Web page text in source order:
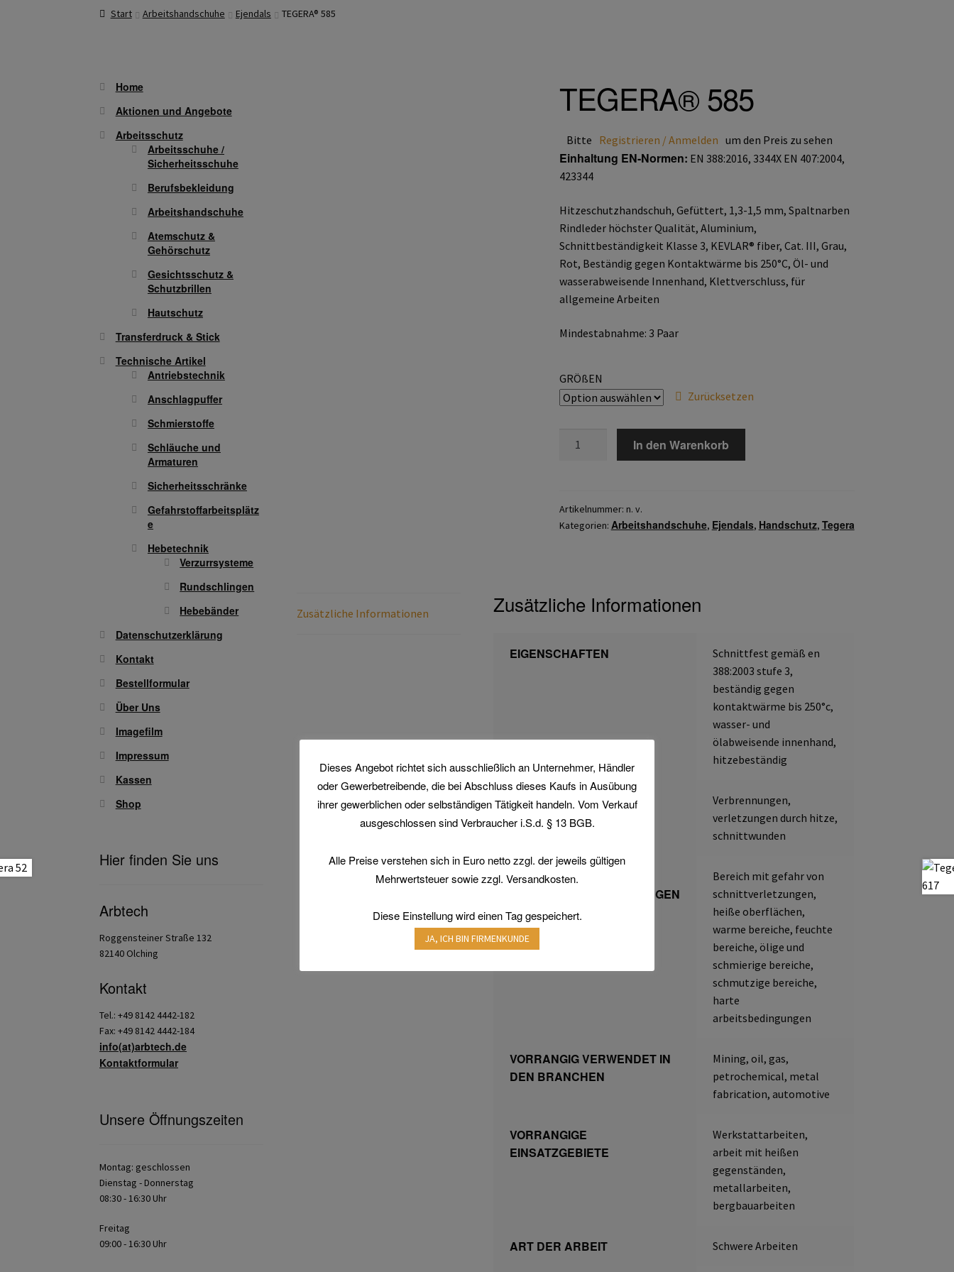
Start Arbeitshandschuhe Ejendals TEGERA® 585
TEGERA® 585
Bitte Registrieren / Anmelden um den Preis zu sehen
Einhaltung EN-Normen: EN 388:2016, 3344X EN 407:2004,
423344
Hitzeschutzhandschuh, Gefüttert, 1,3-1,5 mm, Spaltnarben
Rindleder höchster Qualität, Aluminium,
Schnittbeständigkeit Klasse 3, KEVLAR® fiber, Cat. III, Grau,
Rot, Beständig gegen Kontaktwärme bis 250°C, Öl- und
wasserabweisende Innenhand, Klettverschluss, für
allgemeine Arbeiten
Mindestabnahme: 3 Paar
GRÖßEN
Zurücksetzen
In den Warenkorb
Artikelnummer: n. v.
Kategorien: Arbeitshandschuhe, Ejendals, Handschutz, Tegera
Zusätzliche Informationen Zusätzliche Informationen
EIGENSCHAFTEN
Schnittfest gemäß en
388:2003 stufe 3,
beständig gegen
kontaktwärme bis 250°c,
wasser- und
ölabweisende innenhand,
hitzebeständig
SCHÜTZT VOR/GEGEN
Verbrennungen,
verletzungen durch hitze,
schnittwunden
VORRANGIGE
ANWENDUNGSUMGEBUNGEN
Bereich mit gefahr von
schnittverletzungen,
heiße oberflächen,
warme bereiche, feuchte
bereiche, ölige und
schmierige bereiche,
schmutzige bereiche,
harte
arbeitsbedingungen
VORRANGIG VERWENDET IN
DEN BRANCHEN
Mining, oil, gas,
petrochemical, metal
fabrication, automotive
VORRANGIGE
EINSATZGEBIETE
Werkstattarbeiten,
arbeit mit heißen
gegenständen,
metallarbeiten,
bergbauarbeiten
ART DER ARBEIT Schwere Arbeiten
Home
Aktionen und Angebote
Arbeitsschutz
Arbeitsschuhe /
Sicherheitsschuhe
Berufsbekleidung
Arbeitshandschuhe
Atemschutz &
Gehörschutz
Gesichtsschutz &
Schutzbrillen
Hautschutz
Transferdruck & Stick
Technische Artikel
Antriebstechnik
Anschlagpuffer
Schmierstoffe
Schläuche und
Armaturen
Sicherheitsschränke
Gefahrstoffarbeitsplätz
e
Hebetechnik
Verzurrsysteme
Rundschlingen
Hebebänder
Datenschutzerklärung
Kontakt
Bestellformular
Über Uns
Imagefilm
Impressum
Kassen
Shop
Hier finden Sie uns
Arbtech
Roggensteiner Straße 132
82140 Olching
Kontakt
Tel.: +49 8142 4442-182
Fax: +49 8142 4442-184
info(at)arbtech.de
Kontaktformular
Unsere Öffnungszeiten
Montag: geschlossen
Dienstag - Donnerstag
08:30 - 16:30 Uhr
Freitag
09:00 - 16:30 Uhr
Dieses Angebot richtet sich ausschließlich an Unternehmer, Händler
oder Gewerbetreibende, die bei Abschluss dieses Kaufs in Ausübung
ihrer gewerblichen oder selbständigen Tätigkeit handeln. Vom Verkauf
ausgeschlossen sind Verbraucher i.S.d. § 13 BGB.
Alle Preise verstehen sich in Euro netto zzgl. der jeweils gültigen
Mehrwertsteuer sowie zzgl. Versandkosten.
Diese Einstellung wird einen Tag gespeichert.
JA, ICH BIN FIRMENKUNDE